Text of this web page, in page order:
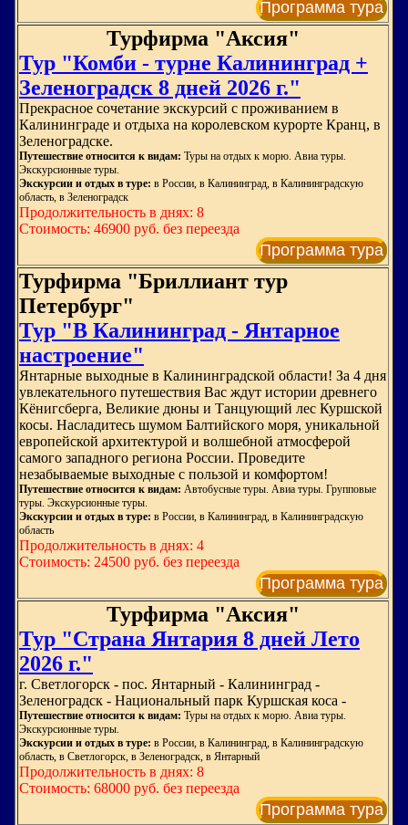
Программа тура
Турфирма "Аксия"
Тур "Комби - турне Калининград +
Зеленоградск 8 дней 2026 г."
Прекрасное сочетание экскурсий с проживанием в
Калининграде и отдыха на королевском курорте Кранц, в
Зеленоградске.
Путешествие относится к видам: Туры на отдых к морю. Авиа туры.
Экскурсионные туры.
Экскурсии и отдых в туре: в России, в Калининград, в Калининградскую
область, в Зеленоградск
Продолжительность в днях: 8
Стоимость: 46900 руб. без переезда
Программа тура
Турфирма "Бриллиант тур
Петербург"
Тур "В Калининград - Янтарное
настроение"
Янтарные выходные в Калининградской области! За 4 дня
увлекательного путешествия Вас ждут истории древнего
Кёнигсберга, Великие дюны и Танцующий лес Куршской
косы. Насладитесь шумом Балтийского моря, уникальной
европейской архитектурой и волшебной атмосферой
самого западного региона России. Проведите
незабываемые выходные с пользой и комфортом!
Путешествие относится к видам: Автобусные туры. Авиа туры. Групповые
туры. Экскурсионные туры.
Экскурсии и отдых в туре: в России, в Калининград, в Калининградскую
область
Продолжительность в днях: 4
Стоимость: 24500 руб. без переезда
Программа тура
Турфирма "Аксия"
Тур "Страна Янтария 8 дней Лето
2026 г."
г. Светлогорск - пос. Янтарный - Калининград -
Зеленоградск - Национальный парк Куршская коса -
Путешествие относится к видам: Туры на отдых к морю. Авиа туры.
Экскурсионные туры.
Экскурсии и отдых в туре: в России, в Калининград, в Калининградскую
область, в Светлогорск, в Зеленоградск, в Янтарный
Продолжительность в днях: 8
Стоимость: 68000 руб. без переезда
Программа тура